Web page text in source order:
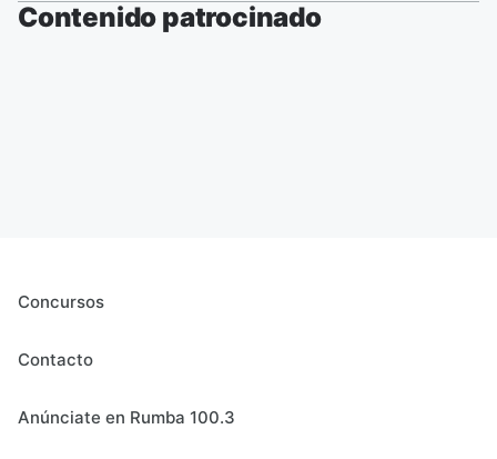
Contenido patrocinado
Concursos
Contacto
Anúnciate en Rumba 100.3